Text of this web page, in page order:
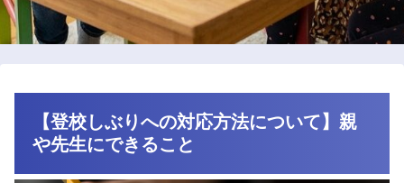
【登校しぶりへの対応方法について】親
や先生にできること